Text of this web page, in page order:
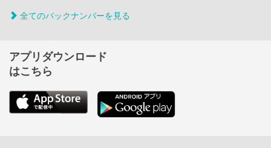
全てのバックナンバーを見る
アプリダウンロード
はこちら